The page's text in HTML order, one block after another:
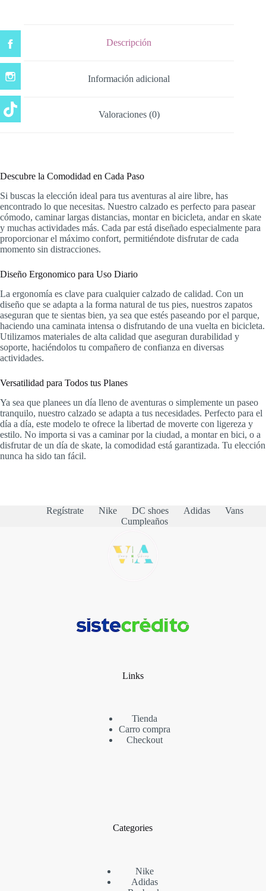
Descripción
Información adicional
Valoraciones (0)
Descubre la Comodidad en Cada Paso
Si buscas la elección ideal para tus aventuras al aire libre, has
encontrado lo que necesitas. Nuestro calzado es perfecto para pasear
cómodo, caminar largas distancias, montar en bicicleta, andar en skate
y muchas actividades más. Cada par está diseñado especialmente para
proporcionar el máximo confort, permitiéndote disfrutar de cada
momento sin distracciones.
Diseño Ergonomico para Uso Diario
La ergonomía es clave para cualquier calzado de calidad. Con un
diseño que se adapta a la forma natural de tus pies, nuestros zapatos
aseguran que te sientas bien, ya sea que estés paseando por el parque,
haciendo una caminata intensa o disfrutando de una vuelta en bicicleta.
Utilizamos materiales de alta calidad que aseguran durabilidad y
soporte, haciéndolos tu compañero de confianza en diversas
actividades.
Versatilidad para Todos tus Planes
Ya sea que planees un día lleno de aventuras o simplemente un paseo
tranquilo, nuestro calzado se adapta a tus necesidades. Perfecto para el
día a día, este modelo te ofrece la libertad de moverte con ligereza y
estilo. No importa si vas a caminar por la ciudad, a montar en bici, o a
disfrutar de un día de skate, la comodidad está garantizada. Tu elección
nunca ha sido tan fácil.
Regístrate Nike DC shoes Adidas
Vans
Cumpleaños
Links
Tienda
Carro compra
Checkout
Categories
Nike
Adidas